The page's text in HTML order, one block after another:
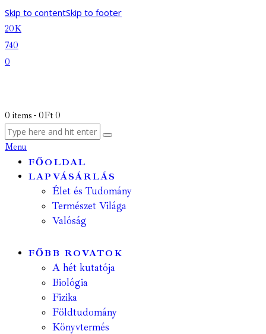
Skip to contentSkip to footer
20K
740
0
0 items - 0Ft 0
Menu
FŐOLDAL
LAPVÁSÁRLÁS
Élet és Tudomány
Természet Világa
Valóság
FŐBB ROVATOK
A hét kutatója
Biológia
Fizika
Földtudomány
Könyvtermés